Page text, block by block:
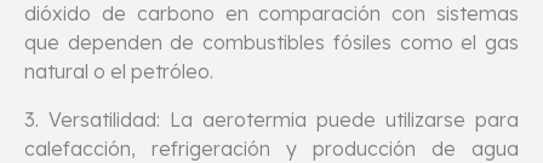
dióxido de carbono en comparación con sistemas
que dependen de combustibles fósiles como el gas
natural o el petróleo.
3. Versatilidad: La aerotermia puede utilizarse para
calefacción, refrigeración y producción de agua